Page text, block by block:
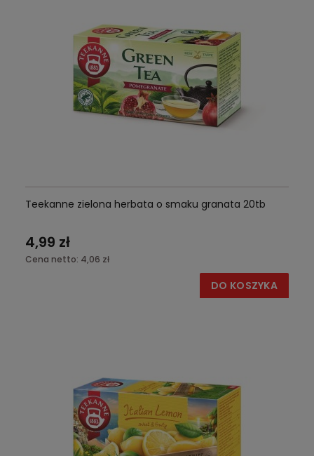
Teekanne zielona herbata o smaku granata 20tb
4,99 zł
Cena netto: 4,06 zł
DO KOSZYKA